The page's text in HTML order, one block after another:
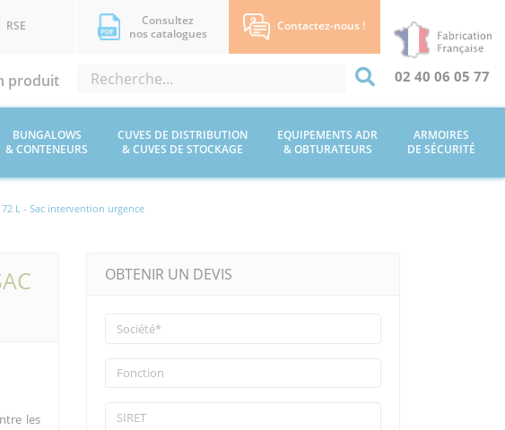
RSE
Consultez
nos catalogues
Contactez-nous !
produit 02 40 06 05 77
BUNGALOWS
& CONTENEURS
CUVES DE DISTRIBUTION
& CUVES DE STOCKAGE
EQUIPEMENTS ADR
& OBTURATEURS
ARMOIRES
DE SÉCURITÉ
L - Sac intervention urgence
les
OBTENIR UN DEVIS